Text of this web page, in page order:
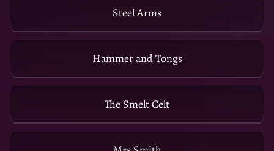
Steel Arms
Hammer and Tongs
The Smelt Celt